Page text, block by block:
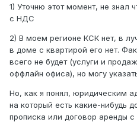
орган госдоходов
них.
1) Уточню этот момент, не знал
с НДС
2) В моем регионе КСК нет, в
в доме с квартирой его нет.
всего не будет (услуги и
оффлайн офиса), но могу
Но, как я понял, юридическим
на который есть какие-нибудь
прописка или договор аренды